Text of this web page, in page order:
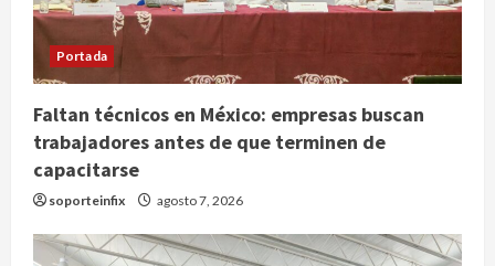
Portada
Faltan técnicos en México: empresas buscan
trabajadores antes de que terminen de
capacitarse
soporteinfix agosto 7, 2026
2
Nacional
granizo y calor extremo para este 7
agosto 7, 2026